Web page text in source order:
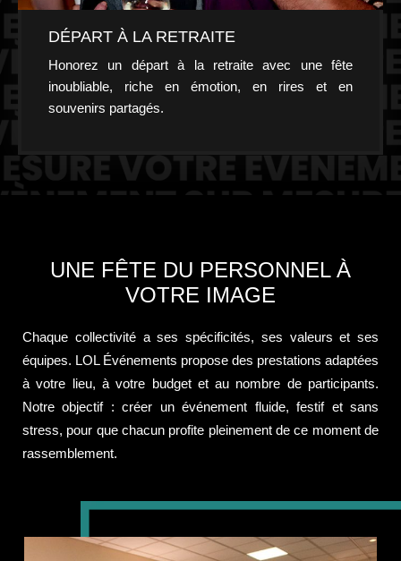
DÉPART À LA RETRAITE
Honorez un départ à la retraite avec une fête
inoubliable, riche en émotion, en rires et en
souvenirs partagés.
UNE FÊTE DU PERSONNEL À
VOTRE IMAGE
Chaque collectivité a ses spécificités, ses valeurs et ses
équipes. LOL Événements propose des prestations adaptées
à votre lieu, à votre budget et au nombre de participants.
Notre objectif : créer un événement fluide, festif et sans
stress, pour que chacun profite pleinement de ce moment de
rassemblement.